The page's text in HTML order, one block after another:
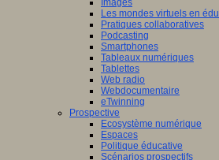
Images
Les mondes virtuels en
Pratiques collaboratives
Podcasting
Smartphones
Tableaux numériques
Tablettes
Web radio
Webdocumentaire
eTwinning
Prospective
Ecosystème numérique
Espaces
Politique éducative
Scénarios prospectifs